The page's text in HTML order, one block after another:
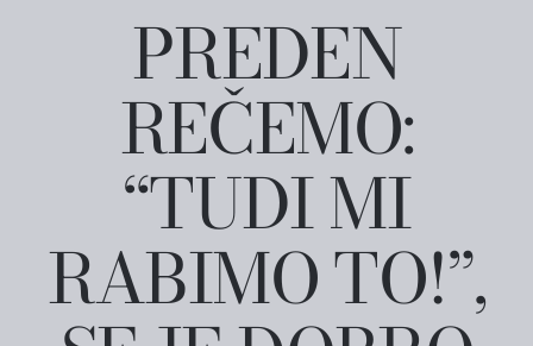
PREDEN
REČEMO:
“TUDI MI
RABIMO TO!”,